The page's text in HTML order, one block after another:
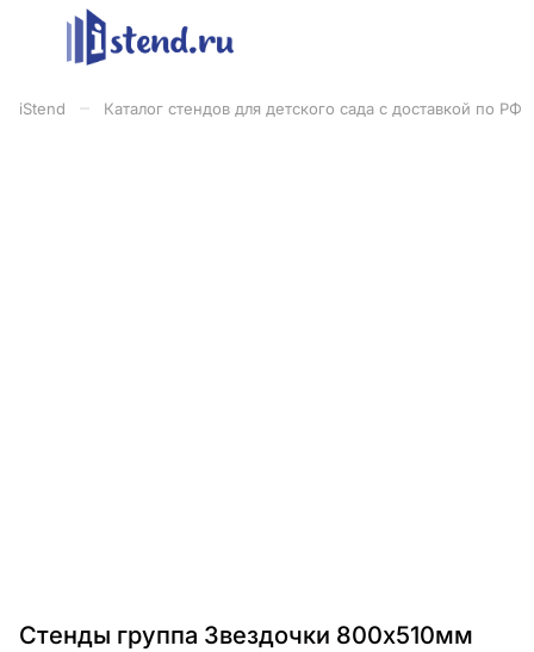
iStend Каталог стендов для детского сада с доставкой по РФ
Стенды группа Звездочки 800х510мм